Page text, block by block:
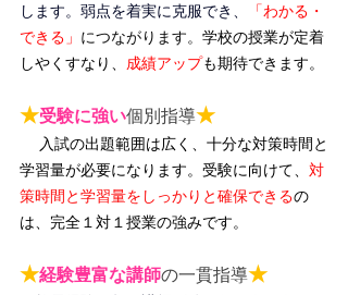
します。弱点を着実に克服でき、
「わかる・
できる」 につながります。 学校の授業が定着
しやくすなり、 成績アップも期待できます。
★受験に強い個別指導★
入試の出題範囲は広く、十分な対策時間と
学習量が必要になります。受験に向けて、 対
策時間と学習量をしっかりと確保できるの
は、完全１対１授業の強みです。
★経験豊富な講師の一貫指導★